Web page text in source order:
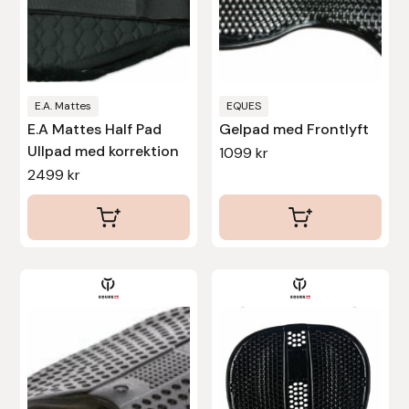
E.A. Mattes
E.A Mattes Half Pad
Ullpad med korrektion
2499kr
alternativen
väljas
på
produktsidan
EQUES
Gelpad med Frontlyft
1099 kr
Stina Helmersson Bokförlag
Suedwind
Tear-Aid
Tekna
Tidningen Ridsport Island
Trikem
Tunahaken